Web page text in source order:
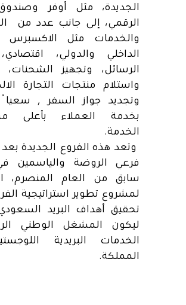
الجديدة، مثل أوفر وصندوق
الرقمي، إلى جانب عدد من
والخدمات مثل
الداخلي والدولي،
الرسائل، وتجهيز الشحنات،
واستلام منتجات التجارة
وتجديد جواز السفر , سعياً
بخدمة العملاء بأعلى
الخدمة.
وتعد هذه الفروع الجديدة
فرعي الروضة والياسمين
سابق من العام المنصرم،
لمشروع تطوير استراتيجية
تحقيق أهداف البريد
ليكون المشغل الوطني
الخدمات البريدية
المملكة.